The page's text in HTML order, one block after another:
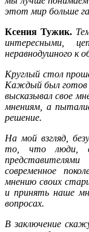
этот мир больше
Ксения Тужик.
интересными,
неравнодушного к
Круглый стол
Каждый был готов
высказывал свое
мнениям, а
решение.
На мой взгляд,
то, что люди,
современное
мнению своих
и принять наше
вопросах.
В заключение